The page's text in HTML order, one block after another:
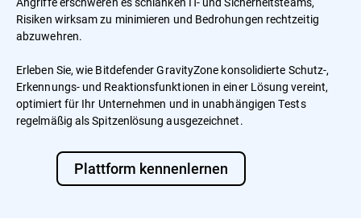
Risiken wirksam zu minimieren und Bedrohungen rechtzeitig
abzuwehren.
Erleben Sie, wie Bitdefender GravityZone konsolidierte Schutz-,
Erkennungs- und Reaktionsfunktionen in einer Lösung vereint,
optimiert für Ihr Unternehmen und in unabhängigen Tests
regelmäßig als Spitzenlösung ausgezeichnet.
Plattform kennenlernen